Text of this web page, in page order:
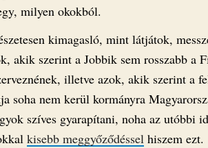
milyen okokból.
kimagasló, mint látjátok,
akik szerint a Jobbik sem rosszabb a
illetve azok, akik szerint a
soha nem kerül kormányra
szíves gyarapítani, noha az utóbbi
kisebb meggyőződéssel hiszem ezt.